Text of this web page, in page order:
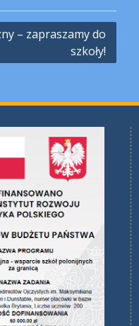
– zapraszamy do
szkoły!